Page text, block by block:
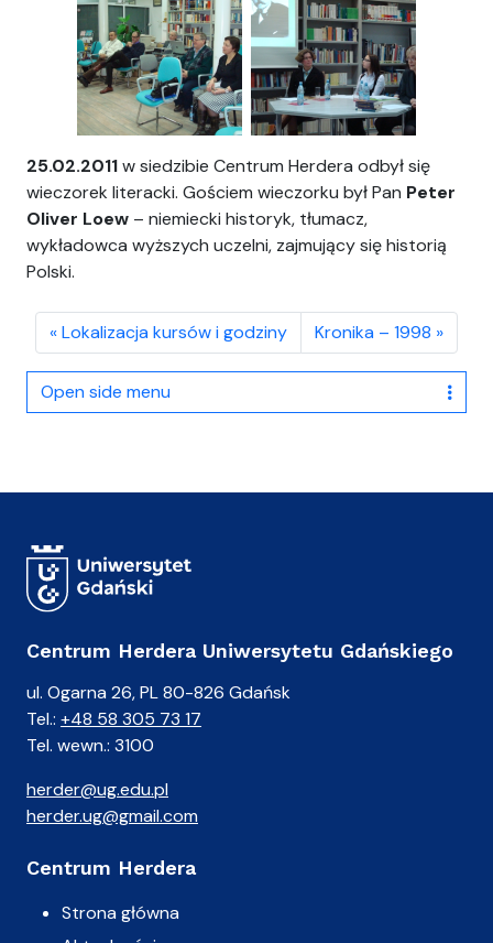
25.02.2011w siedzibie Centrum Herdera odbył się
wieczorek literacki. Gościem wieczorku był Pan Peter
Oliver Loew – niemiecki historyk, tłumacz,
wykładowca wyższych uczelni, zajmujący się historią
Polski.
Lokalizacja kursów i godziny Kronika – 1998
Open side menu
Centrum Herdera Uniwersytetu Gdańskiego
ul. Ogarna 26, PL 80-826 Gdańsk
Tel.: +48 58 305 73 17
Tel. wewn.: 3100
herder@ug.edu.pl
herder.ug@gmail.com
Centrum Herdera
Strona główna